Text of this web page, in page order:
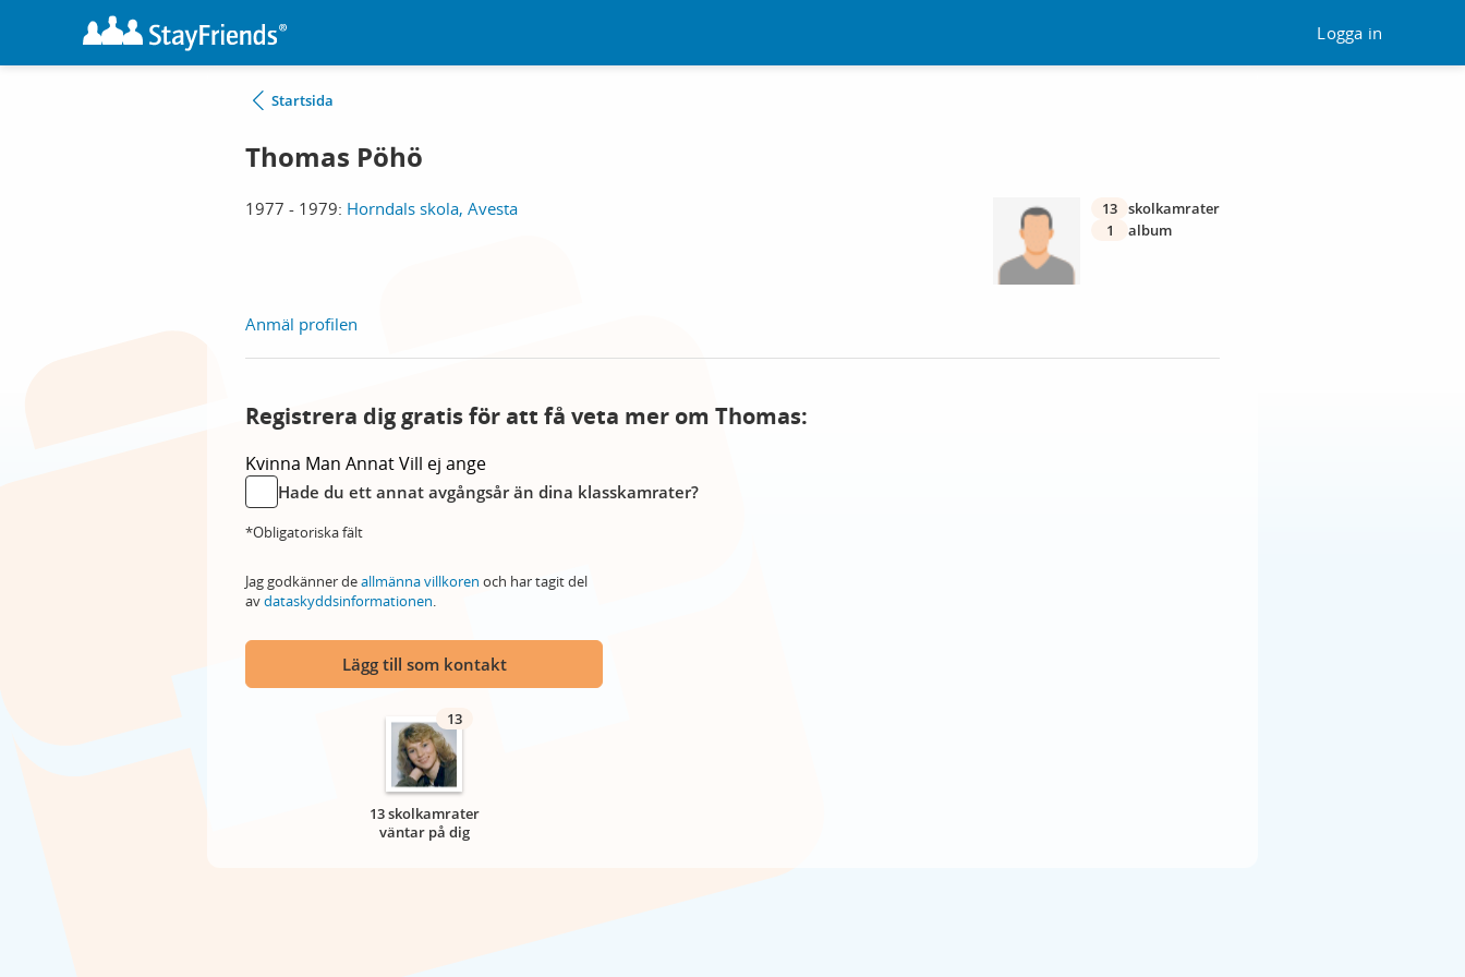
Logga in
Startsida
Thomas Pöhö
1977 - 1979: Horndals skola, Avesta 13 skolkamrater
1
album
Anmäl profilen
Registrera dig gratis för att få veta mer om Thomas:
Kvinna Man AnnatVill ej ange
Hade du ett annat avgångsår än dina klasskamrater?
*Obligatoriska fält
Jag godkänner deallmänna villkoren och har tagit del
avdataskyddsinformationen.
Lägg till som kontakt
13
13 skolkamrater
väntar på dig